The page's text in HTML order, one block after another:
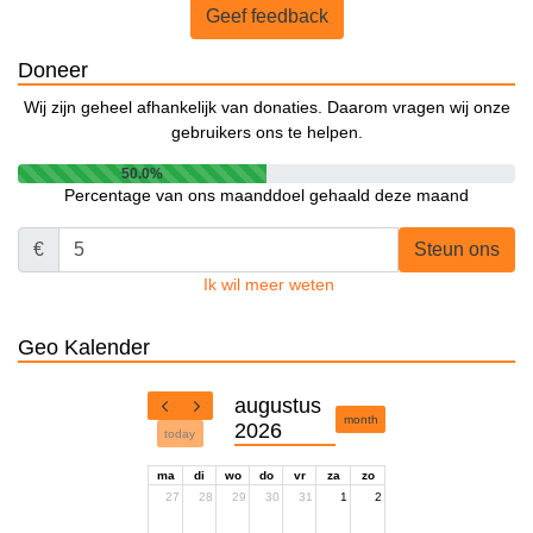
Geef feedback
Doneer
Wij zijn geheel afhankelijk van donaties. Daarom vragen wij onze
gebruikers ons te helpen.
50.0%
Percentage van ons maanddoel gehaald deze maand
€ Steun ons
Ik wil meer weten
Geo Kalender
today
augustus
2026
month
ma di wo do vr za
zo
27
28 29 30 31 1 2